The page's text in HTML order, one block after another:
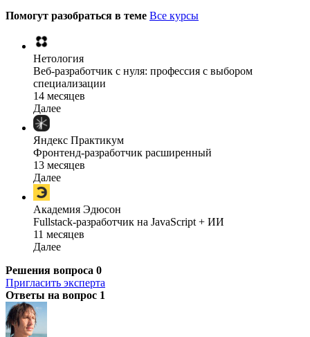
Помогут разобраться в теме Все курсы
Нетология
Веб-разработчик с нуля: профессия с выбором
специализации
14 месяцев
Далее
Яндекс Практикум
Фронтенд-разработчик расширенный
13 месяцев
Далее
Академия Эдюсон
Fullstack-разработчик на JavaScript + ИИ
11 месяцев
Далее
Решения вопроса 0
Пригласить эксперта
Ответы на вопрос 1